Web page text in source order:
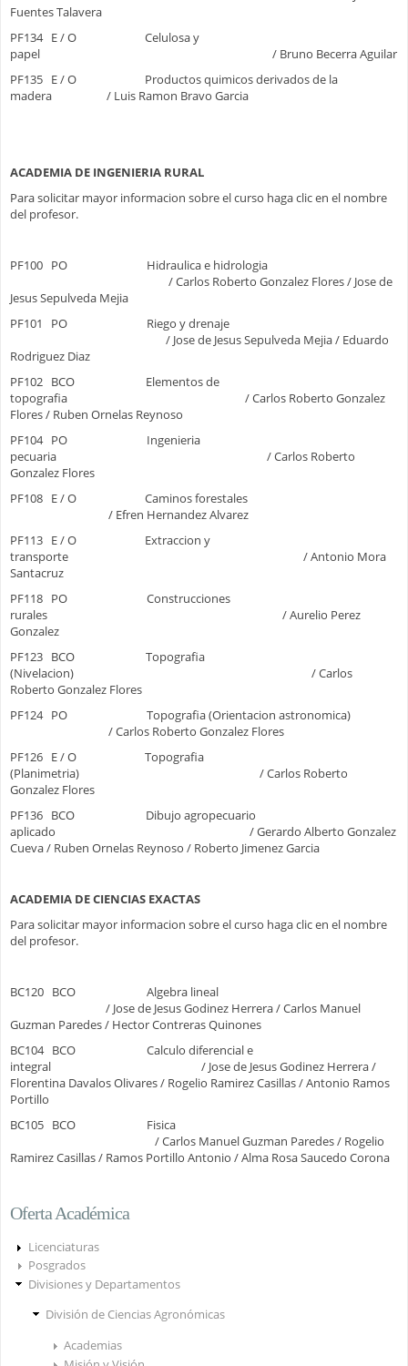
Fuentes Talavera
PF134 E / O Celulosa y
papel / Bruno Becerra Aguilar
PF135 E / O Productos quimicos derivados de la
madera / Luis Ramon Bravo Garcia
ACADEMIA DE INGENIERIA RURAL
Para solicitar mayor informacion sobre el curso haga clic en el nombre
del profesor.
PF100 PO Hidraulica e hidrologia
/ Carlos Roberto Gonzalez Flores / Jose de
Jesus Sepulveda Mejia
PF101 PO Riego y drenaje
/ Jose de Jesus Sepulveda Mejia / Eduardo
Rodriguez Diaz
PF102 BCO Elementos de
topografia / Carlos Roberto Gonzalez
Flores / Ruben Ornelas Reynoso
PF104 PO Ingenieria
pecuaria / Carlos Roberto
Gonzalez Flores
PF108 E / O Caminos forestales
/ Efren Hernandez Alvarez
PF113 E / O Extraccion y
transporte / Antonio Mora
Santacruz
PF118 PO Construcciones
rurales / Aurelio Perez
Gonzalez
PF123 BCO Topografia
(Nivelacion) / Carlos
Roberto Gonzalez Flores
PF124 PO Topografia (Orientacion astronomica)
/ Carlos Roberto Gonzalez Flores
PF126 E / O Topografia
(Planimetria) / Carlos Roberto
Gonzalez Flores
PF136 BCO Dibujo agropecuario
aplicado / Gerardo Alberto Gonzalez
Cueva / Ruben Ornelas Reynoso / Roberto Jimenez Garcia
ACADEMIA DE CIENCIAS EXACTAS
Para solicitar mayor informacion sobre el curso haga clic en el nombre
del profesor.
BC120 BCO Algebra lineal
/ Jose de Jesus Godinez Herrera / Carlos Manuel
Guzman Paredes / Hector Contreras Quinones
BC104 BCO Calculo diferencial e
integral / Jose de Jesus Godinez Herrera /
Florentina Davalos Olivares / Rogelio Ramirez Casillas / Antonio Ramos
Portillo
BC105 BCO Fisica
/ Carlos Manuel Guzman Paredes / Rogelio
Ramirez Casillas / Ramos Portillo Antonio / Alma Rosa Saucedo Corona
Oferta Académica
Licenciaturas
Posgrados
Divisiones y Departamentos
División de Ciencias Agronómicas
Academias